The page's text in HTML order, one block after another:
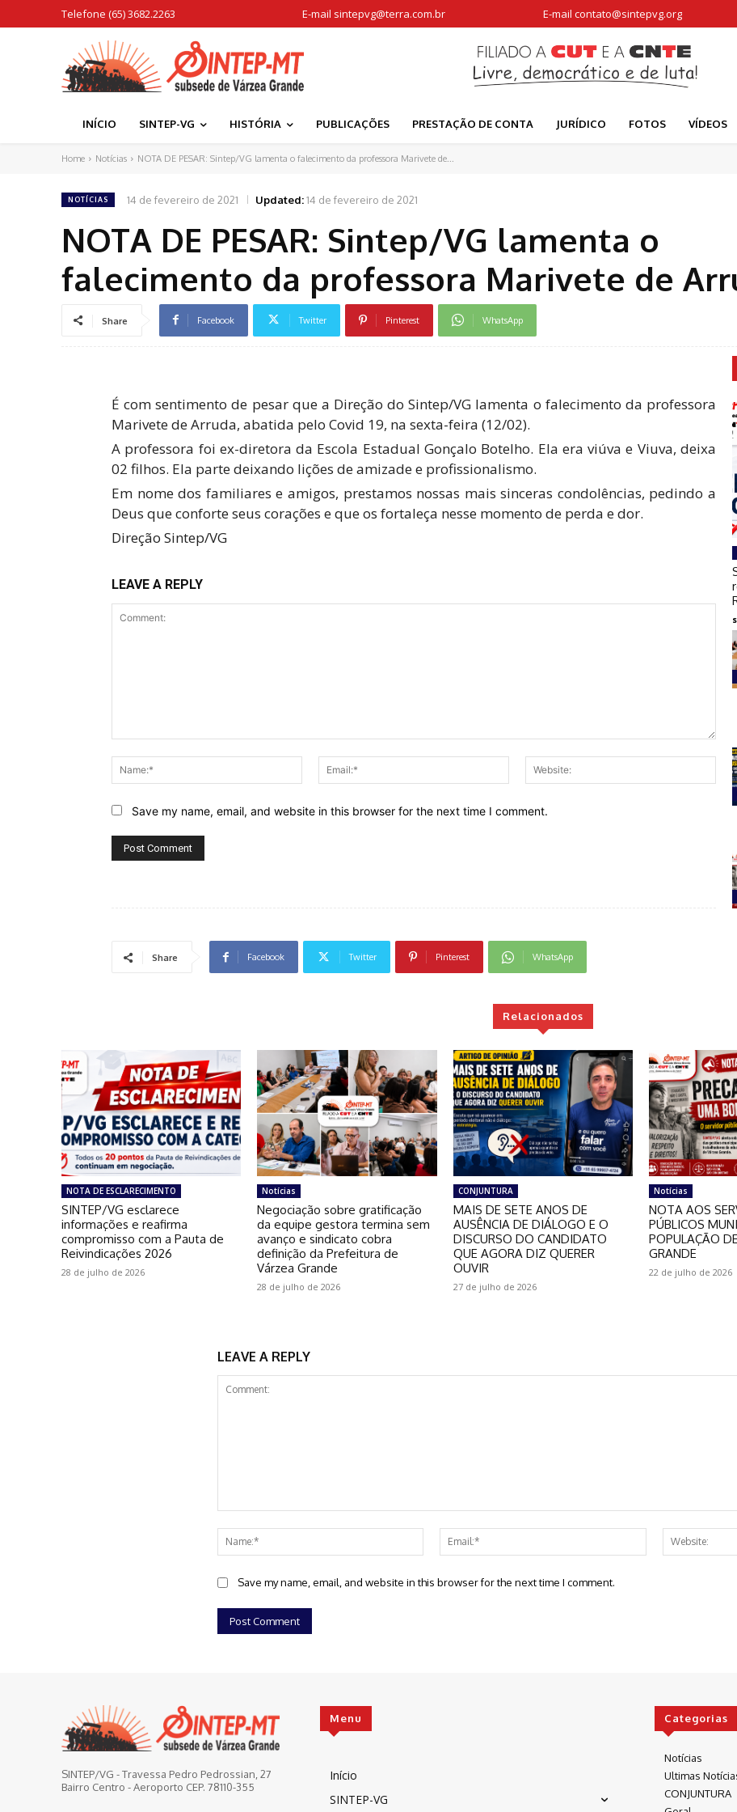
Telefone (65) 3682.2263 E-mail sintepvg@terra.com.br E-mail contato@sintepvg.org
INÍCIO SINTEP-VG HISTÓRIA PUBLICAÇÕES PRESTAÇÃO DE CONTA JURÍDICO FOTOS VÍDEOS
Home Notícias NOTA DE PESAR: Sintep/VG lamenta o falecimento da professora Marivete de...
NOTÍCIAS 14 de fevereiro de 2021 Updated:14 de fevereiro de 2021
NOTA DE PESAR: Sintep/VG lamenta o
falecimento da professora Marivete de
Share Facebook Twitter Pinterest WhatsApp
É com sentimento de pesar que a Direção do Sintep/VG lamenta o falecimento da professora
Marivete de Arruda, abatida pelo Covid 19, na sexta-feira (12/02).
A professora foi ex-diretora da Escola Estadual Gonçalo Botelho. Ela era viúva e Viuva, deixa
02 filhos. Ela parte deixando lições de amizade e profissionalismo.
Em nome dos familiares e amigos, prestamos nossas mais sinceras condolências, pedindo a
Deus que conforte seus corações e que os fortaleça nesse momento de perda e dor.
Direção Sintep/VG
LEAVE A REPLY
Name:*
Email:*
Save my name, email, and website in this browser for the next time I comment.
Share Facebook Twitter Pinterest WhatsApp
Relacionados
NOTA DE ESCLARECIMENTO
SINTEP/VG esclarece
informações e reafirma
compromisso com a Pauta de
Reivindicações 2026
28 de julho de 2026
Notícias
Negociação sobre gratificação
da equipe gestora termina sem
avanço e sindicato cobra
definição da Prefeitura de
Várzea Grande
28 de julho de 2026
CONJUNTURA
MAIS DE SETE ANOS DE
AUSÊNCIA DE DIÁLOGO E O
DISCURSO DO CANDIDATO
QUE AGORA DIZ QUERER
OUVIR
27 de julho de 2026
Notícias
NOTA AOS
PÚBLICOS
POPULAÇÃO
GRANDE
22 de julho de 2026
LEAVE A REPLY
Name:*
Email:*
Save my name, email, and website in this browser for the next time I comment.
SINTEP/VG - Travessa Pedro Pedrossian, 27
Bairro Centro - Aeroporto CEP. 78110-355
Menu
Início
SINTEP-VG
Categorias
Notícias
Ultimas
CONJUNTURA